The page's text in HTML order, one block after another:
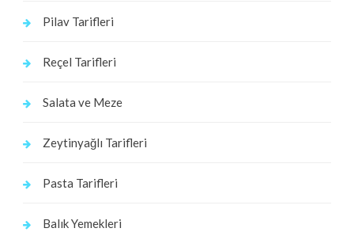
Pilav Tarifleri
Reçel Tarifleri
Salata ve Meze
Zeytinyağlı Tarifleri
Pasta Tarifleri
Balık Yemekleri